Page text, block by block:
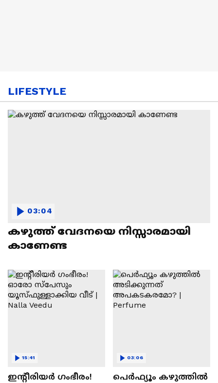
LIFESTYLE
കഴുത്ത് വേദനയെ നിസ്സാരമായി
കാണേണ്ട
03:04
ഇന്റീരിയർ ഗംഭീരം!
15:41
പെർഫ്യൂം കഴുത്തിൽ
03:06